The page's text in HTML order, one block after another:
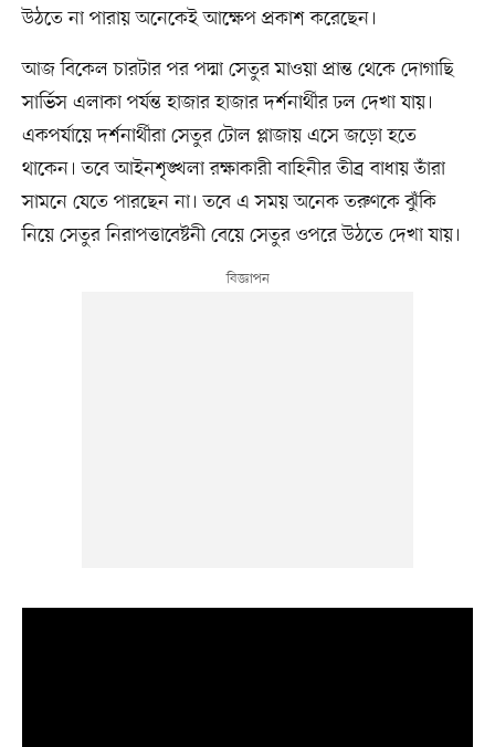
উঠতে না পারায় অনেকেই আক্ষেপ প্রকাশ করেছেন।
আজ বিকেল চারটার পর পদ্মা সেতুর মাওয়া প্রান্ত থেকে দোগাছি
সার্ভিস এলাকা পর্যন্ত হাজার হাজার দর্শনার্থীর ঢল দেখা যায়।
একপর্যায়ে দর্শনার্থীরা সেতুর টোল প্লাজায় এসে জড়ো হতে
থাকেন। তবে আইনশৃঙ্খলা রক্ষাকারী বাহিনীর তীব্র বাধায় তাঁরা
সামনে যেতে পারছেন না। তবে এ সময় অনেক তরুণকে ঝুঁকি
নিয়ে সেতুর নিরাপত্তাবেষ্টনী বেয়ে সেতুর ওপরে উঠতে দেখা যায়।